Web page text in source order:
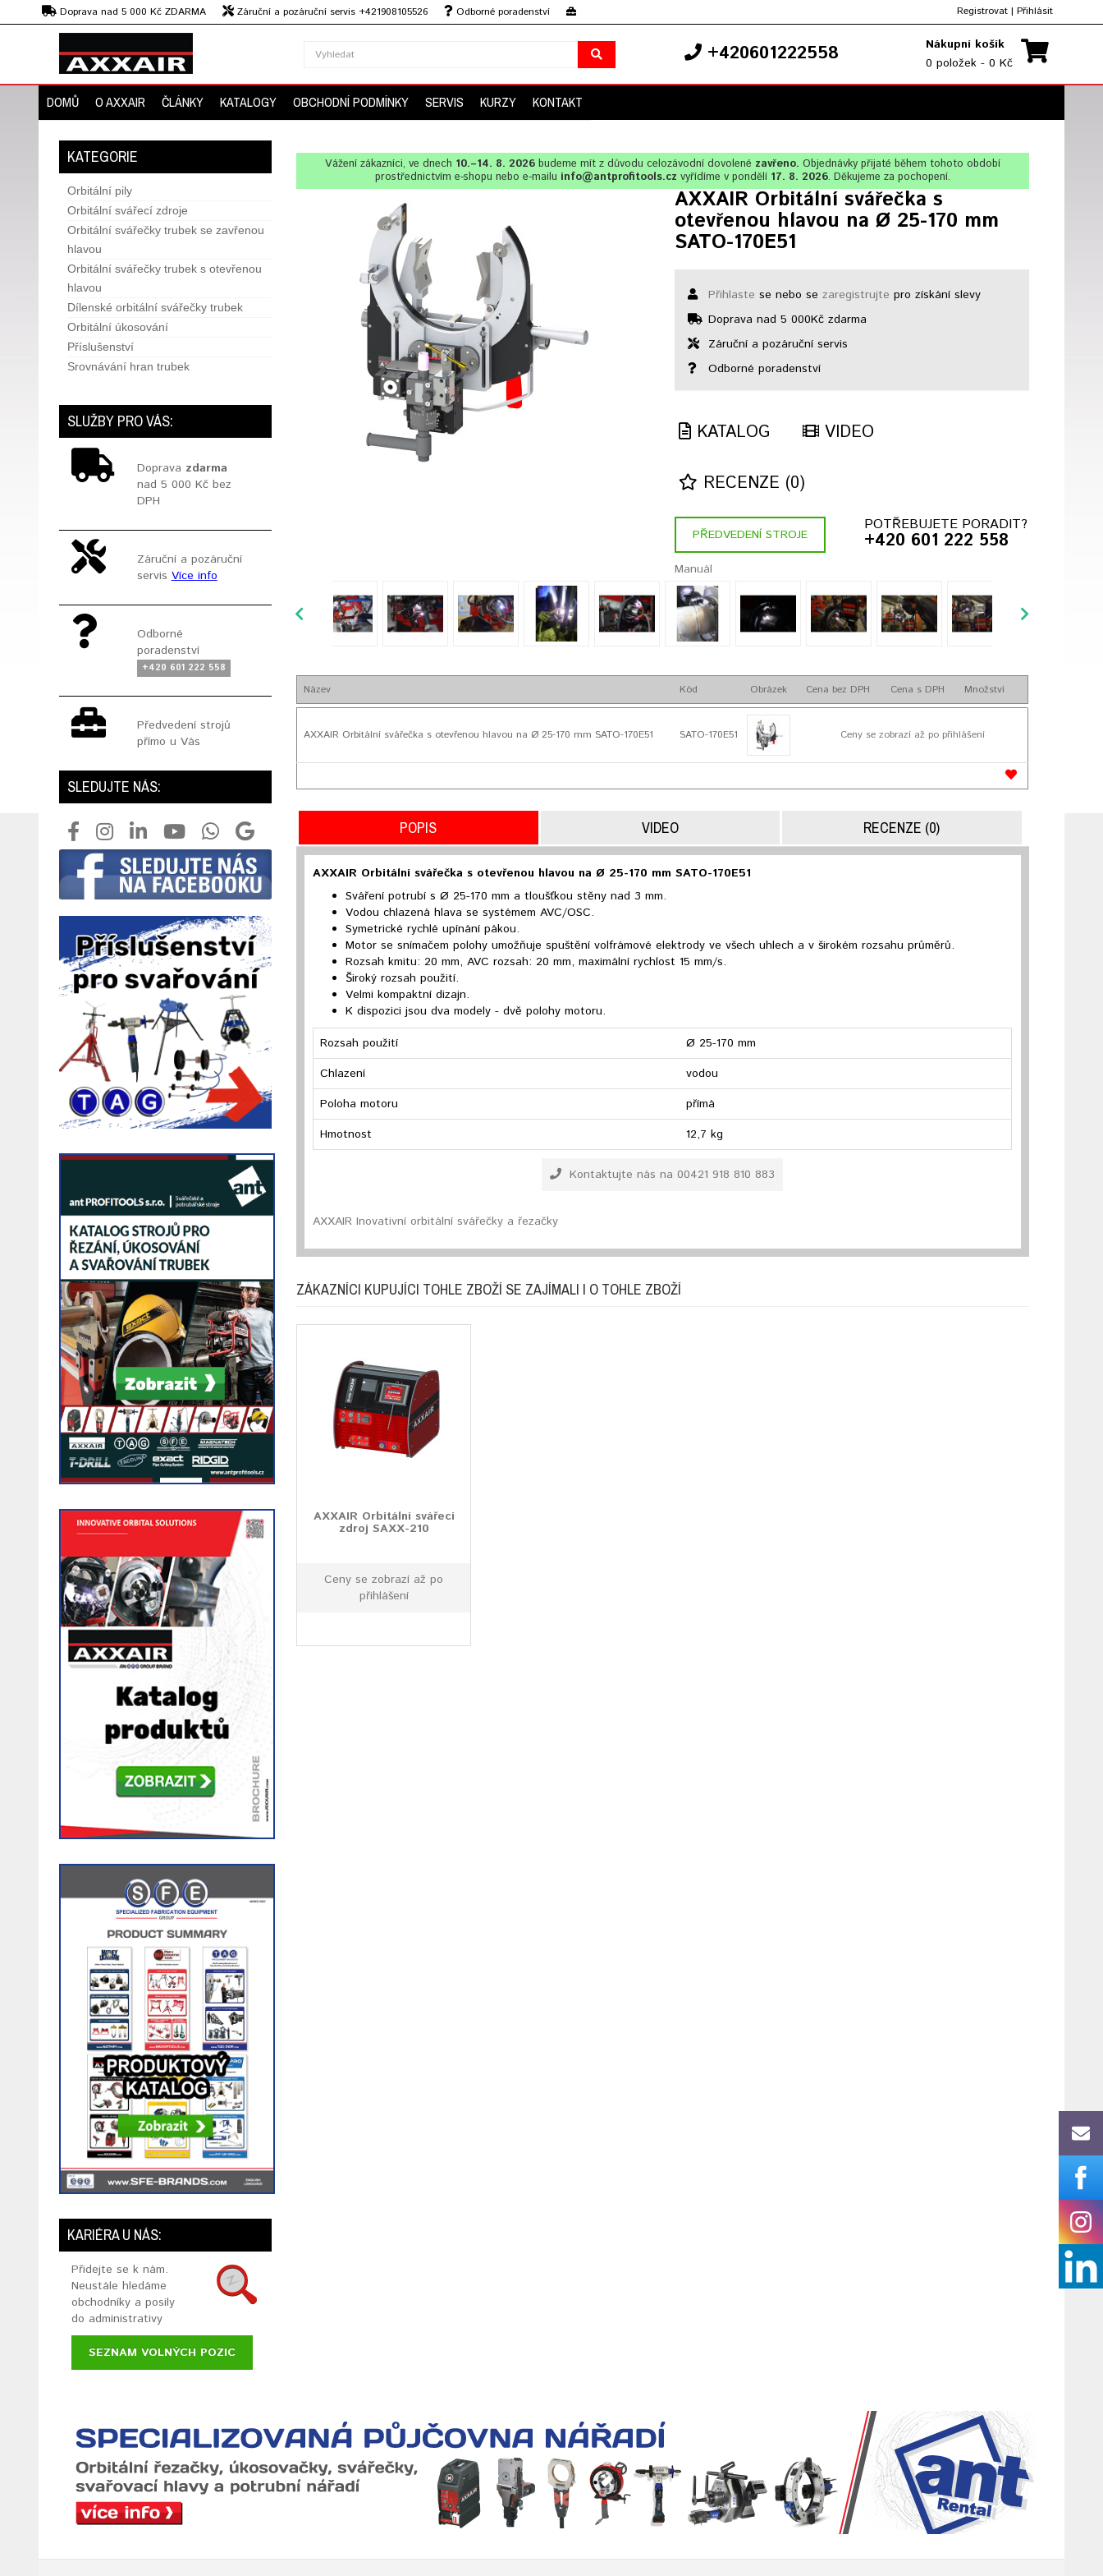
Doprava nad 5 000 Kč ZDARMA Záruční a pozáruční servis +421908105526
Odborné poradenství
Předvedení strojů
Registrovat | Přihlásit
+420601222558
Nákupní košík
0 položek - 0 Kč
DOMŮ O AXXAIR ČLÁNKY KATALOGY OBCHODNÍ PODMÍNKY SERVIS KURZY KONTAKT
KATEGORIE
Orbitální pily
Orbitální svářecí zdroje
Orbitální svářečky trubek se zavřenou
hlavou
Orbitální svářečky trubek s otevřenou
hlavou
Dílenské orbitální svářečky trubek
Orbitální úkosování
Příslušenství
Srovnávání hran trubek
SLUŽBY PRO VÁS:
Doprava zdarma
nad 5 000 Kč bez
DPH
Záruční a pozáruční
servisVíce info
Odborné
poradenství
+420 601 222 558
Předvedení strojů
přímo u Vás
SLEDUJTE NÁS:
KARIÉRA U NÁS:
Přidejte se k nám.
Neustále hledáme
obchodníky a posily
do administrativy
SEZNAM VOLNÝCH POZIC
Vážení zákazníci, ve dnech 10.–14. 8. 2026budeme mít z důvodu celozávodní dovolené zavřeno. Objednávky přijaté během tohoto období
prostřednictvím e-shopu nebo e-mailu info@antprofitools.cz vyřídíme v pondělí 17. 8. 2026. Děkujeme za pochopení.
AXXAIR Orbitální svářečka s
otevřenou hlavou na Ø 25-170 mm
SATO-170E51
Přihlaste se nebo sezaregistrujte pro získání slevy
Doprava nad 5 000Kč zdarma
Záruční a pozáruční servis
Odborné poradenství
KATALOG VIDEO
RECENZE (0)
PŘEDVEDENÍ STROJE
POTŘEBUJETE PORADIT?
+420 601 222 558
Manuál
Název Kód Obrázek Cena bez DPH Cena s DPH Množství
AXXAIR Orbitální svářečka s otevřenou hlavou na Ø 25-170 mm SATO-170E51 SATO-170E51 Ceny se zobrazí až po přihlášení
POPIS VIDEO RECENZE (0)
AXXAIR Orbitální svářečka s otevřenou hlavou na Ø 25-170 mm SATO-170E51
Sváření potrubí s Ø 25-170 mm a tloušťkou stěny nad 3 mm.
Vodou chlazená hlava se systémem AVC/OSC.
Symetrické rychlé upínání pákou.
Motor se snímačem polohy umožňuje spuštění volfrámové elektrody ve všech uhlech a v širokém rozsahu průměrů.
Rozsah kmitu: 20 mm, AVC rozsah: 20 mm, maximální rychlost 15 mm/s.
Široký rozsah použití.
Velmi kompaktní dizajn.
K dispozici jsou dva modely - dvě polohy motoru.
Rozsah použití
Ø 25-170 mm
Chlazení
vodou
Poloha motoru
přímá
Hmotnost
12,7 kg
Kontaktujte nás na 00421 918 810 883
AXXAIR Inovativní orbitální svářečky a řezačky
ZÁKAZNÍCI KUPUJÍCI TOHLE ZBOŽÍ SE ZAJÍMALI I O TOHLE ZBOŽÍ
AXXAIR Orbitální svářecí
zdroj SAXX-210
Ceny se zobrazí až po
přihlášení